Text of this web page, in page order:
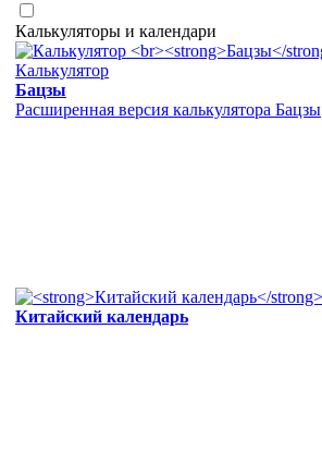
Калькуляторы и календари
Калькулятор
Бацзы
Расширенная версия калькулятора Бацзы
Китайский календарь